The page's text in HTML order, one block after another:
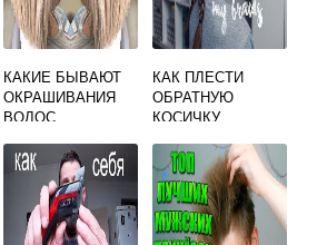
КАКИЕ БЫВАЮТ
ОКРАШИВАНИЯ
ВОЛОС
КАК ПЛЕСТИ
ОБРАТНУЮ
КОСИЧКУ